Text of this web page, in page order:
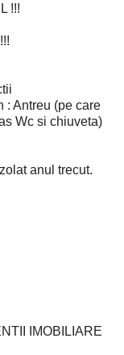
!!!
: Antreu (pe care
Wc si chiuveta)
anul trecut.
IMOBILIARE